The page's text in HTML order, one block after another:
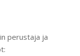
perustaja ja